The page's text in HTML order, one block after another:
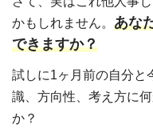
かもしれません。 あな
できますか？
試しに1ヶ月前の自分と
識、方向性、考え方に
か？